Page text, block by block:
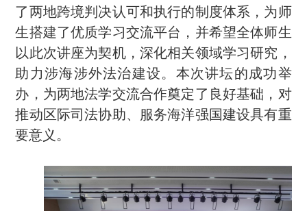
了两地跨境判决认可和执行的制度体系，为师
生搭建了优质学习交流平台，并希望全体师生
以此次讲座为契机，深化相关领域学习研究，
助力涉海涉外法治建设。本次讲坛的成功举
办，为两地法学交流合作奠定了良好基础，对
推动区际司法协助、服务海洋强国建设具有重
要意义。